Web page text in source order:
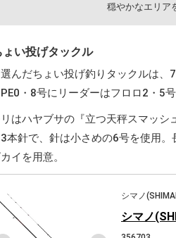
穏やかなエリア
ょい投げタックル
んだちょい投げ釣りタックルは
・8号にリーダーはフロロ2・5号
はハヤブサの『立つ天秤スマッ
本針で、針は小さめの6号を使用
イを用意。
シマノ
シマノ